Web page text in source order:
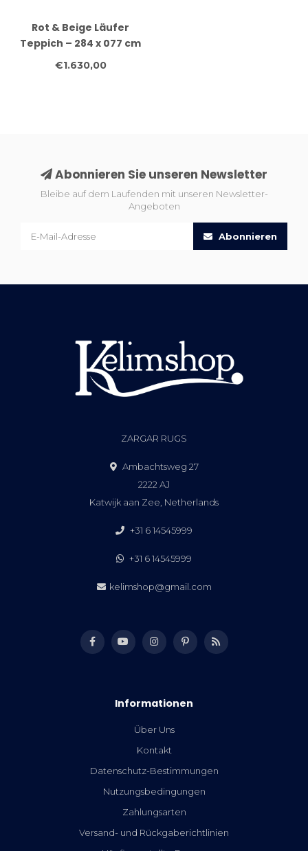
Rot & Beige Läufer
Teppich – 284 x 077 cm
– Handgeknüpft aus
€1.630,00
Abonnieren Sie unseren Newsletter
Bleibe auf dem Laufenden mit unseren Newsletter-
Angeboten
Abonnieren
ZARGAR RUGS
Ambachtsweg 27
2222 AJ
Katwijk aan Zee, Netherlands
+31 6 14545999
+31 6 14545999
kelimshop@gmail.com
Informationen
Über Uns
Kontakt
Datenschutz-Bestimmungen
Nutzungsbedingungen
Zahlungsarten
Versand- und Rückgaberichtlinien